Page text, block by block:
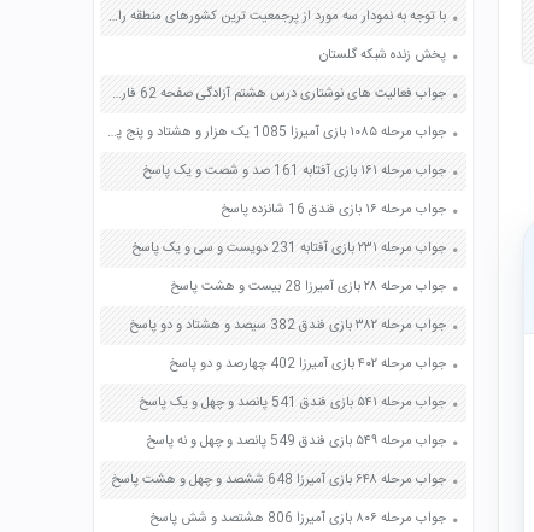
با توجه به نمودار سه مورد از پرجمعیت ترین کشورهای منطقه را نام ببرید صفحه 125 مطالعات اجتماعی هشتم
پخش زنده شبکه گلستان
جواب فعالیت های نوشتاری درس هشتم آزادگی صفحه 62 فارسی هشتم
جواب مرحله ۱۰۸۵ بازی آمیرزا 1085 یک هزار و هشتاد و پنج پاسخ
جواب مرحله ۱۶۱ بازی آفتابه 161 صد و شصت و یک پاسخ
جواب مرحله ۱۶ بازی فندق 16 شانزده پاسخ
جواب مرحله ۲۳۱ بازی آفتابه 231 دویست و سی و یک پاسخ
جواب مرحله ۲۸ بازی آمیرزا 28 بیست و هشت پاسخ
جواب مرحله ۳۸۲ بازی فندق 382 سیصد و هشتاد و دو پاسخ
جواب مرحله ۴۰۲ بازی آمیرزا 402 چهارصد و دو پاسخ
جواب مرحله ۵۴۱ بازی فندق 541 پانصد و چهل و یک پاسخ
جواب مرحله ۵۴۹ بازی فندق 549 پانصد و چهل و نه پاسخ
جواب مرحله ۶۴۸ بازی آمیرزا 648 ششصد و چهل و هشت پاسخ
جواب مرحله ۸۰۶ بازی آمیرزا 806 هشتصد و شش پاسخ